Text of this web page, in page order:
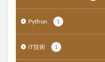
Python 1
IT技術 1